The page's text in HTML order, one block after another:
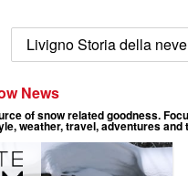
Livigno Storia della neve